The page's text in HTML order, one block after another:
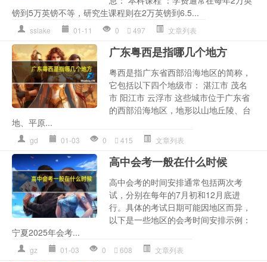
镑到5万英镑不等，研究生课程则在2万英镑到6.5...
sslake 01-11 0 497 文章列表
广东粤西是指哪几个地方
粤西是指广东省西部沿海地区的简称，
它包括以下四个地级市： 湛江市 茂名
市 阳江市 云浮市 这些城市位于广东省
的西部沿海地区，地形以山地丘陵、台
地、平原...
gd 01-03 0 415 文章列表
高中会考一般在什么时候
高中会考的时间安排通常包括两次考
试，分别在每年的7月初和12月底进
行。具体的考试日期可能因地区而异，
以下是一些地区的会考时间安排示例：
宁夏2025年会考...
gz 01-03 0 608 文章列表